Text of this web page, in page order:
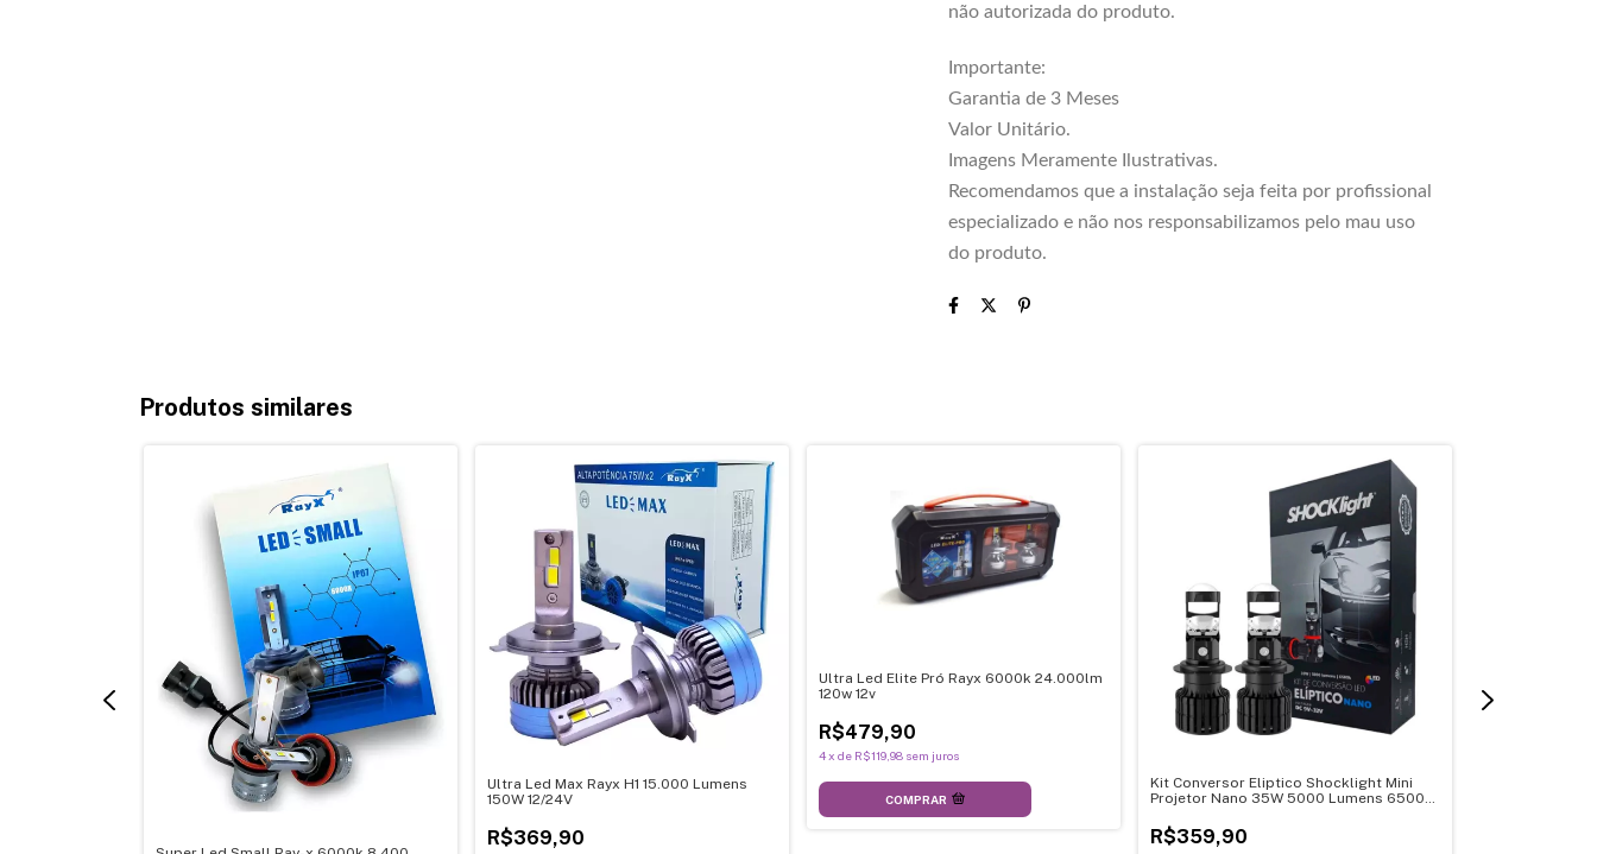
não autorizada do produto.
Importante:
Garantia de 3 Meses
Valor Unitário.
Imagens Meramente Ilustrativas.
Recomendamos que a instalação seja feita por profissional
especializado e não nos responsabilizamos pelo mau uso
do produto.
Produtos similares
Ultra Led Max Rayx H1 15.000 Lumens
150W 12/24V
R$369,90
Ultra Led Elite Pró Rayx 6000k 24.000lm
120w 12v
R$479,90
4x de R$119,98 sem juros
COMPRAR
Kit Conversor Eliptico Shocklight Mini
Projetor Nano 35W 5000 Lumens 6500K
R$359,90